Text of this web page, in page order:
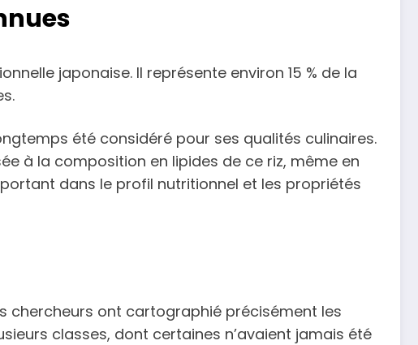
japonaise. Il représente environ 15 % de la
été considéré pour ses qualités culinaires.
à la composition en lipides de ce riz, même en
dans le profil nutritionnel et les propriétés
chercheurs ont cartographié précisément les
classes, dont certaines n’avaient jamais été